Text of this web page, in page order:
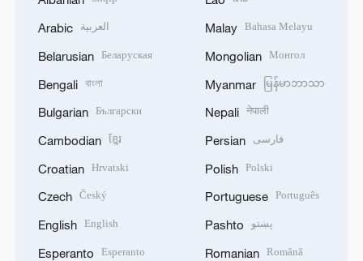
Arabic العربية
Belarusian Беларуская
Bengali বাংলা
Bulgarian Български
Cambodian ខ្មែរ
Croatian Hrvatski
Czech Český
English English
Esperanto Esperanto
Malay Bahasa Melayu
Mongolian Монгол
Myanmar မြန်မာဘာသာ
Nepali नेपाली
Persian فارسی
Polish Polski
Portuguese Português
Pashto پښتو
Romanian Română